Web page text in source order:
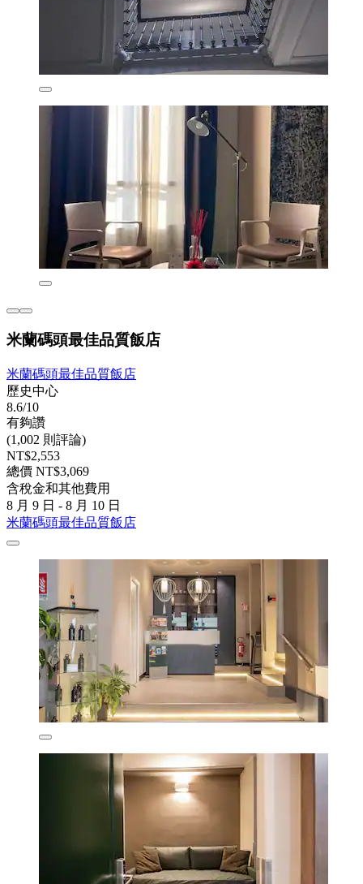
米蘭碼頭最佳品質飯店
米蘭碼頭最佳品質飯店
歷史中心
8.6/10
有夠讚
(1,002 則評論)
NT$2,553
總價 NT$3,069
含稅金和其他費用
8 月 9 日 - 8 月 10 日
米蘭碼頭最佳品質飯店